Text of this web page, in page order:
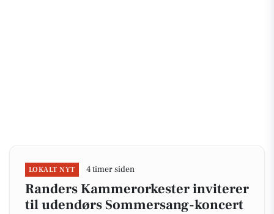
LOKALT NYT 4 timer siden
Randers Kammerorkester inviterer
til udendørs Sommersang-koncert